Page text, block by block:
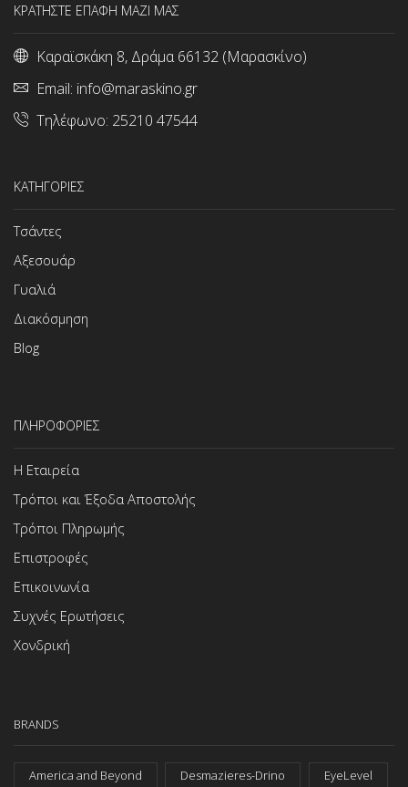
ΚΡΑΤΗΣΤΕ ΕΠΑΦΗ ΜΑΖΙ ΜΑΣ
Καραϊσκάκη 8, Δράμα 66132 (Μαρασκίνο)
Email: info@maraskino.gr
Τηλέφωνο: 25210 47544
ΚΑΤΗΓΟΡΙΕΣ
Τσάντες
Αξεσουάρ
Γυαλιά
Διακόσμηση
Blog
ΠΛΗΡΟΦΟΡΙΕΣ
Η Εταιρεία
Τρόποι και Έξοδα Αποστολής
Τρόποι Πληρωμής
Επιστροφές
Επικοινωνία
Συχνές Ερωτήσεις
Χονδρική
BRANDS
America and Beyond Desmazieres-Drino EyeLevel